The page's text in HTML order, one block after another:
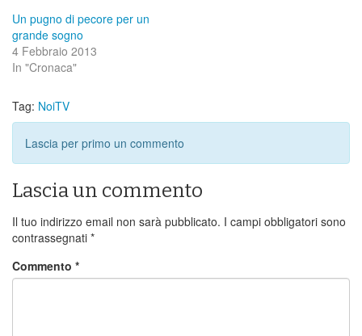
Un pugno di pecore per un
grande sogno
4 Febbraio 2013
In "Cronaca"
Tag: NoiTV
Lascia per primo un commento
Lascia un commento
Il tuo indirizzo email non sarà pubblicato. I campi obbligatori sono
contrassegnati *
Commento *